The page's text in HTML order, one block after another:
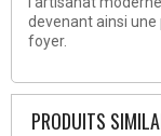
devenant ainsi
foyer.
PRODUITS